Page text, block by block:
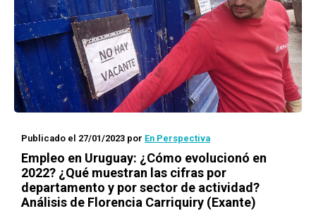
Publicado el 27/01/2023 por En Perspectiva
Empleo en Uruguay: ¿Cómo evolucionó en
2022? ¿Qué muestran las cifras por
departamento y por sector de actividad?
Análisis de Florencia Carriquiry (Exante)